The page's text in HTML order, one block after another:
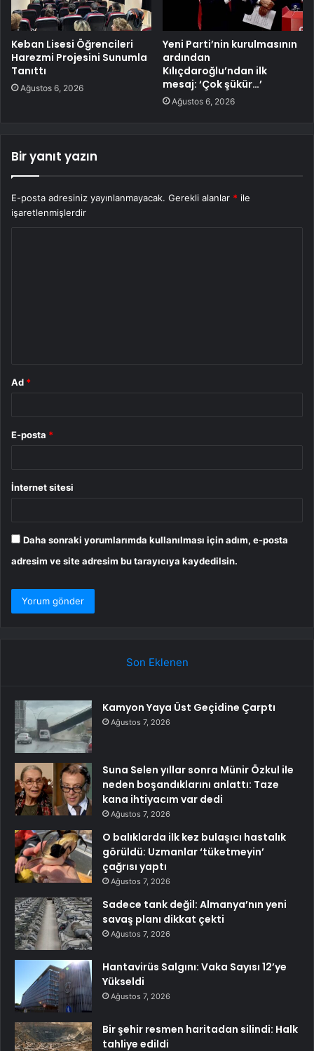
Keban Lisesi Öğrencileri
Harezmi Projesini Sunumla
Tanıttı
Ağustos 6, 2026
Yeni Parti’nin kurulmasının
ardından
Kılıçdaroğlu’ndan ilk
mesaj: ‘Çok şükür…’
Ağustos 6, 2026
Bir yanıt yazın
E-posta adresiniz yayınlanmayacak. Gerekli alanlar * ile
işaretlenmişlerdir
Ad *
E-posta *
İnternet sitesi
Daha sonraki yorumlarımda kullanılması için adım, e-posta
adresim ve site adresim bu tarayıcıya kaydedilsin.
Son Eklenen
Kamyon Yaya Üst Geçidine Çarptı
Ağustos 7, 2026
Suna Selen yıllar sonra Münir Özkul ile
neden boşandıklarını anlattı: Taze
kana ihtiyacım var dedi
Ağustos 7, 2026
O balıklarda ilk kez bulaşıcı hastalık
görüldü: Uzmanlar ‘tüketmeyin’
çağrısı yaptı
Ağustos 7, 2026
Sadece tank değil: Almanya’nın yeni
savaş planı dikkat çekti
Ağustos 7, 2026
Hantavirüs Salgını: Vaka Sayısı 12’ye
Yükseldi
Ağustos 7, 2026
Bir şehir resmen haritadan silindi: Halk
tahliye edildi